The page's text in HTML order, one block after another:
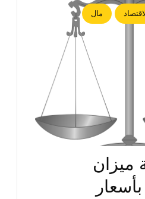
الاقتصاد مال
ميزان